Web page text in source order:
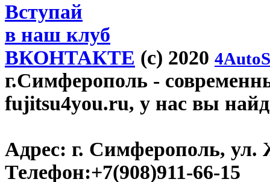
Вступай
в наш клуб
ВКОНТАКТЕ (c) 2020
г.Симферополь -
fujitsu4you.ru, у нас вы
Адрес: г. Симферополь, ул.
Телефон:+7(908)911-66-15